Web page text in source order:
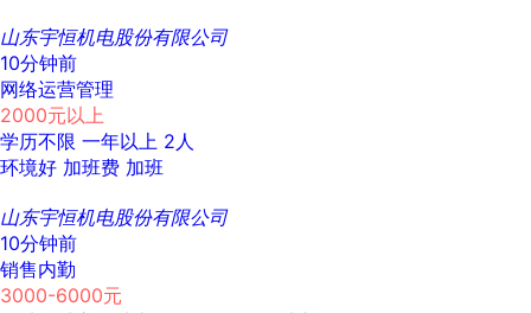
山东宇恒机电股份有限公司
10分钟前
网络运营管理
2000元以上
学历不限 一年以上 2人
环境好 加班费 加班
山东宇恒机电股份有限公司
10分钟前
销售内勤
3000-6000元